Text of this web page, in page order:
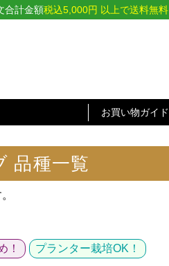
合計金額税込5,000円 以上で送料無料
お買い物ガイド
品種一覧
！ プランター栽培OK！